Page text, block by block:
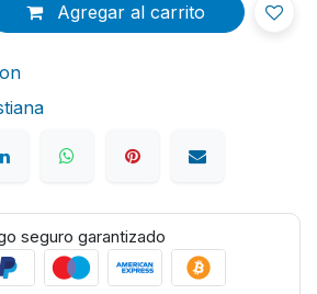
Agregar al carrito
seguro garantizado